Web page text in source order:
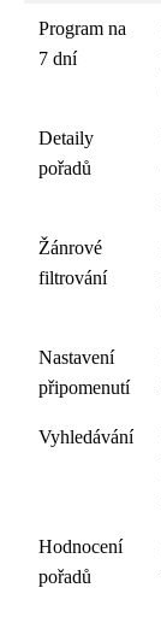
Program na
7 dní
Detaily
pořadů
Žánrové
filtrování
Nastavení
připomenutí
Vyhledávání
Hodnocení
pořadů